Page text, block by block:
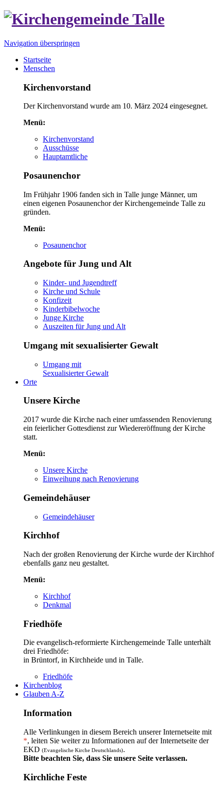
Navigation überspringen
Startseite
Menschen
Kirchenvorstand
Der Kirchenvorstand wurde am 10. März 2024 eingesegnet.
Menü:
Kirchenvorstand
Ausschüsse
Hauptamtliche
Posaunenchor
Im Frühjahr 1906 fanden sich in Talle junge Männer, um
einen eigenen Posaunenchor der Kirchengemeinde Talle zu
gründen.
Menü:
Posaunenchor
Angebote für Jung und Alt
Kinder- und Jugendtreff
Kirche und Schule
Konfizeit
Kinderbibelwoche
Junge Kirche
Auszeiten für Jung und Alt
Umgang mit sexualisierter Gewalt
Umgang mit
Sexualisierter Gewalt
Orte
Unsere Kirche
2017 wurde die Kirche nach einer umfassenden Renovierung
ein feierlicher Gottesdienst zur Wiedereröffnung der Kirche
statt.
Menü:
Unsere Kirche
Einweihung nach Renovierung
Gemeindehäuser
Gemeindehäuser
Kirchhof
Nach der großen Renovierung der Kirche wurde der Kirchhof
ebenfalls ganz neu gestaltet.
Menü:
Kirchhof
Denkmal
Friedhöfe
Die evangelisch-reformierte Kirchengemeinde Talle unterhält
drei Friedhöfe:
in Brüntorf, in Kirchheide und in Talle.
Friedhöfe
Kirchenblog
Glauben A-Z
Information
Alle Verlinkungen in diesem Bereich unserer Internetseite mit
*, leiten Sie weiter zu Informationen auf der Internetseite der
EKD (Evangelische Kirche Deutschlands).
Bitte beachten Sie, dass Sie unsere Seite verlassen.
Kirchliche Feste